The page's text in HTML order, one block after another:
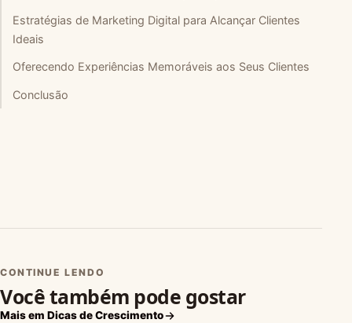
Estratégias de Marketing Digital para Alcançar Clientes
Ideais
Oferecendo Experiências Memoráveis aos Seus Clientes
Conclusão
CONTINUE LENDO
Você também pode gostar
Mais em Dicas de Crescimento